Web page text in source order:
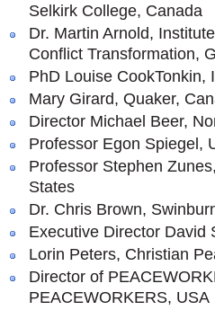
Selkirk College, Canada
Dr. Martin Arnold,
Conflict Transformation,
PhD Louise CookTonkin,
Mary Girard, Quaker,
Director Michael Beer,
Professor Egon Spiegel,
Professor Stephen
States
Dr. Chris Brown,
Executive Director David
Lorin Peters, Christian
Director of
PEACEWORKERS, USA